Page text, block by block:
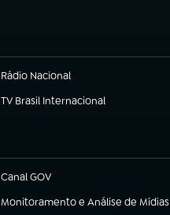
Rádio Nacional
(abre em nova aba)
TV Brasil Internacional
(abre em nova aba)
Canal GOV
(abre em nova aba)
Monitoramento e Análise de Mídias
(abre em nova aba)